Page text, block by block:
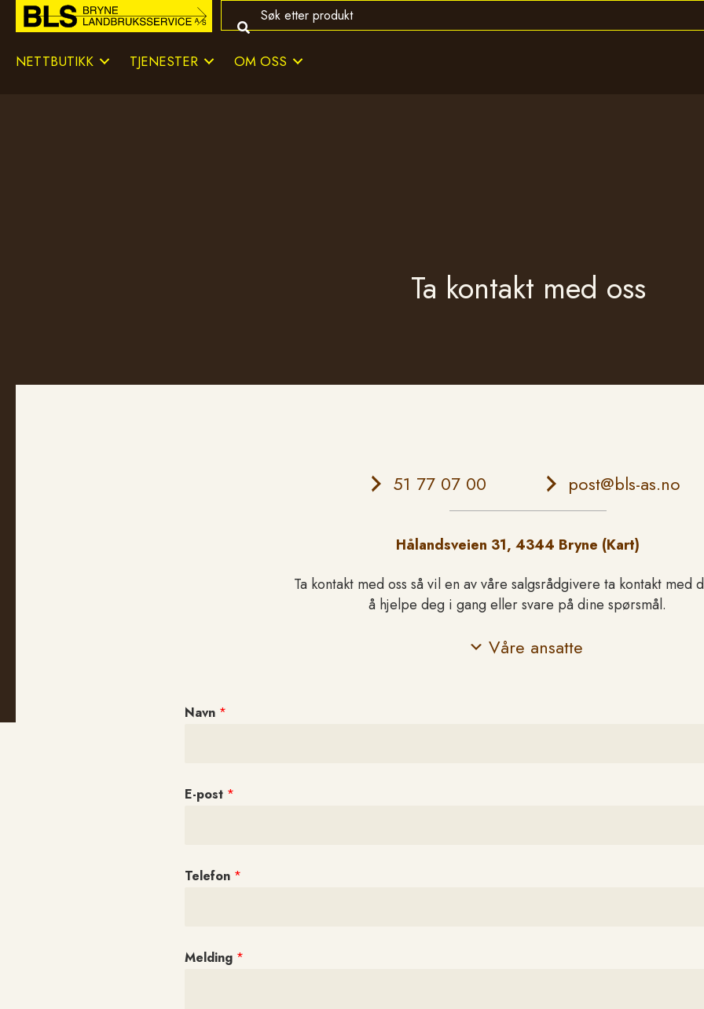
NETTBUTIKK TJENESTER OM OSS
Ta kontakt med oss
Telefon51 77 07 00 E-postpost@bls-as.no
Hålandsveien 31, 4344 Bryne (Kart)
Ta kontakt med oss så vil en av våre salgsrådgivere ta kontakt med
å hjelpe deg i gang eller svare på dine spørsmål.
Telefon
Våre ansatte
Navn *
E-post *
Telefon *
Melding *